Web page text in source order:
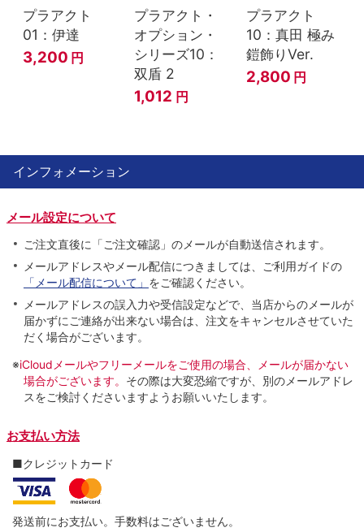
プラアクト
01：伊達
3,200 円
プラアクト・
オプション・
シリーズ10：
双盾 2
1,012 円
プラアクト
10：真田 極み
鎧飾りVer.
2,800 円
インフォメーション
メール設定について
ご注文直後に「ご注文確認」のメールが自動送信されます。
メールアドレスやメール配信につきましては、ご利用ガイドの
「メール配信について」 をご確認ください。
メールアドレスの誤入力や受信設定などで、当店からのメールが
届かずにご連絡が出来ない場合は、注文をキャンセルさせていた
だく場合がございます。
※iCloudメールやフリーメールをご使用の場合、メールが届かない
場合がございます。 その際は大変恐縮ですが、別のメールアドレ
スをご検討くださいますようお願いいたします。
お支払い方法
■クレジットカード
発送前にお支払い。手数料はございません。